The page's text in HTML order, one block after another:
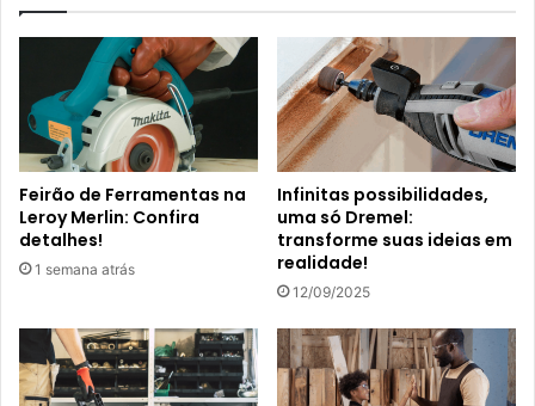
Feirão de Ferramentas na
Leroy Merlin: Confira
detalhes!
1 semana atrás
Infinitas possibilidades,
uma só Dremel:
transforme suas ideias em
realidade!
12/09/2025